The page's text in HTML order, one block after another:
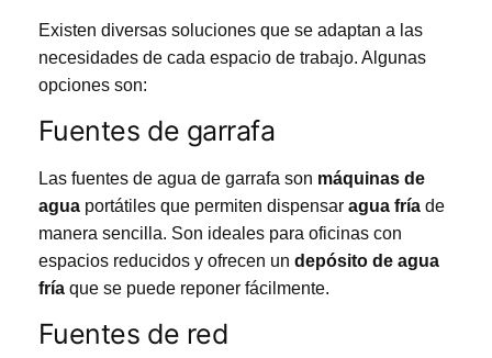
Existen diversas soluciones que se adaptan a las
necesidades de cada espacio de trabajo. Algunas
opciones son:
Fuentes de garrafa
Las fuentes de agua de garrafa son máquinas de
agua portátiles que permiten dispensar agua fría de
manera sencilla. Son ideales para oficinas con
espacios reducidos y ofrecen un depósito de agua
fría que se puede reponer fácilmente.
Fuentes de red